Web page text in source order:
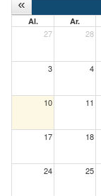
Al. Ar.
27 28
3 4
10 11
17 18
24 25